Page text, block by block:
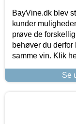
BayVine.dk blev
kunder
prøve de
behøver du
samme vin. Klik
Se